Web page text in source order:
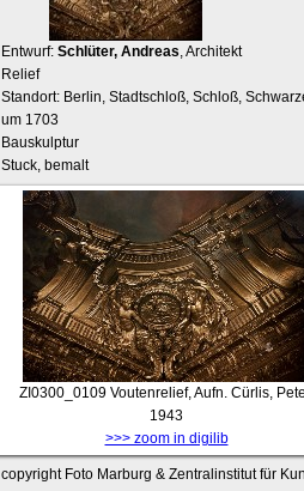
Entwurf: Schlüter, Andreas, Architekt
Relief
Standort: Berlin, Stadtschloß, Schloß,
um 1703
Bauskulptur
Stuck, bemalt
ZI0300_0109 Voutenrelief, Aufn. Cürlis,
1943
>>> zoom in digilib
copyright Foto Marburg & Zentralinstitut für